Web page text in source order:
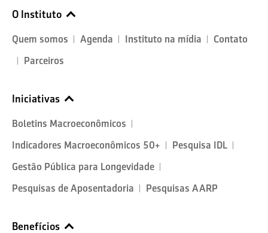
O Instituto
Quem somos Agenda Instituto na mídia
Contato
Parceiros
Iniciativas
Boletins Macroeconômicos
Indicadores Macroeconômicos 50+
Pesquisa IDL
Gestão Pública para Longevidade
Pesquisas de Aposentadoria
Pesquisas AARP
Benefícios